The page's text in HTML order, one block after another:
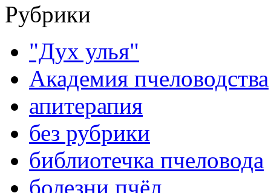
Рубрики
"Дух улья"
Академия пчеловодства
апитерапия
без рубрики
библиотечка пчеловода
болезни пчёл